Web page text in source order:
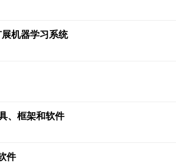
机器学习系统
、框架和软件
件